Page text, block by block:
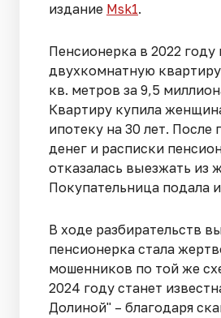
издание Msk1.
Пенсионерка в 2022
двухкомнатную
кв. метров за 9,5
Квартиру купила
ипотеку на 30 лет. После
денег и расписки
отказалась выезжать из
Покупательница подала
В ходе разбирательств
пенсионерка стала
мошенников по той же
2024 году станет
Долиной" – благодаря